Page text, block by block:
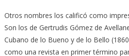
Otros nombres los calificó como
Son los de Gertrudis Gómez de
Cubano de lo Bueno y de lo Bello
como una revista en primer término